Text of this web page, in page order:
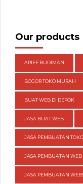
Our products
ARIEF BUDIMAN
BOGOR TOKO MURAH
BUAT WEB DI DEPOK
JASA BUAT WEB
JASA PEMBUATAN
JASA PEMBUATAN WEB
JASA PEMBUATAN